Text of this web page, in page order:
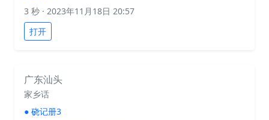
3 秒 · 2023年11月18日 20:57
打开
广东汕头
家乡话
● 硗记册3